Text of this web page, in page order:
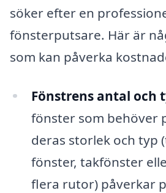
söker efter en
fönsterputsare. Här är
som kan påverka
Fönstrens antal och
fönster som behöver
deras storlek och typ
fönster, takfönster
flera rutor) påverkar